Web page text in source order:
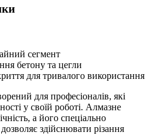
сегмент
бетону та цегли
для тривалого використання
для професіоналів, які
у своїй роботі. Алмазне
а його спеціально
здійснювати різання